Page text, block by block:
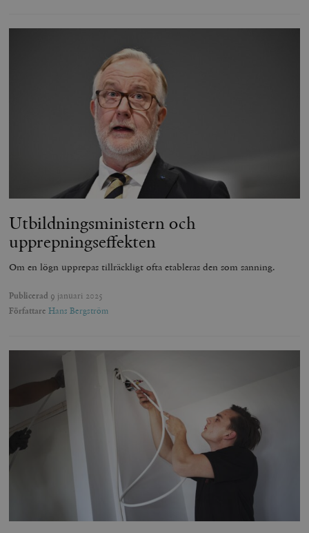
Utbildningsministern och
upprepnings­effekten
Om en lögn upprepas tillräckligt ofta etableras den som sanning.
Publicerad 9 januari 2025
Författare Hans Bergström